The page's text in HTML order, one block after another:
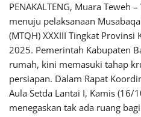
PENAKALTENG, Muara Teweh
menuju pelaksanaan
(MTQH) XXXIII Tingkat Provinsi
2025. Pemerintah Kabupaten
rumah, kini memasuki tahap
persiapan. Dalam Rapat
Aula Setda Lantai I, Kamis (16/
menegaskan tak ada ruang